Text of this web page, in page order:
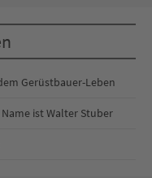
Gerüstbauer-Leben
Name ist Walter Stuber